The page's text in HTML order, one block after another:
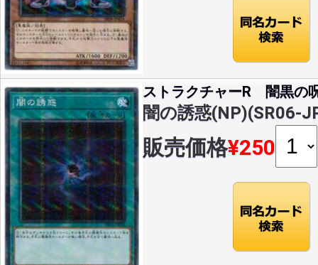
ストラクチャーR 闇黒の
闇の誘惑(NP)(SR06-
販売価格¥250